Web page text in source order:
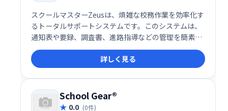
スクールマスターZeusは、煩雑な校務作業を効率化す
るトータルサポートシステムです。このシステムは、
通知表や要録、調査書、進路指導などの管理を簡素化
し、先生方が理想の学校運営に集中できるよう設計さ
れています。
詳しく見る
School Gear®
0.0 (0件)